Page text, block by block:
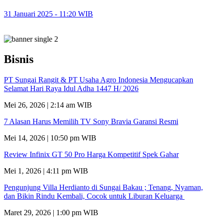
31 Januari 2025 - 11:20 WIB
Bisnis
PT Sungai Rangit & PT Usaha Agro Indonesia Mengucapkan
Selamat Hari Raya Idul Adha 1447 H/ 2026
Mei 26, 2026 | 2:14 am WIB
7 Alasan Harus Memilih TV Sony Bravia Garansi Resmi
Mei 14, 2026 | 10:50 pm WIB
Review Infinix GT 50 Pro Harga Kompetitif Spek Gahar
Mei 1, 2026 | 4:11 pm WIB
Pengunjung Villa Herdianto di Sungai Bakau ; Tenang, Nyaman,
dan Bikin Rindu Kembali, Cocok untuk Liburan Keluarga
Maret 29, 2026 | 1:00 pm WIB